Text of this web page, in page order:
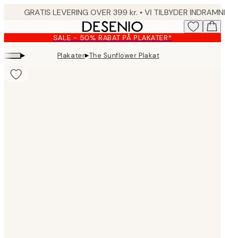
content.
SALE - 50% RABAT PÅ PLAKATER*
▸ Plakater▸The Sunflower Plakat